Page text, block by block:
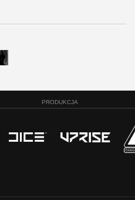
PRODUKCJA